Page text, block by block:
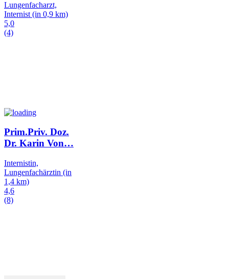
Lungenfacharzt,
Internist (in 0,9 km)
5,0
(4)
Prim.Priv. Doz.
Dr. Karin Von…
Internistin,
Lungenfachärztin (in
1,4 km)
4,6
(8)